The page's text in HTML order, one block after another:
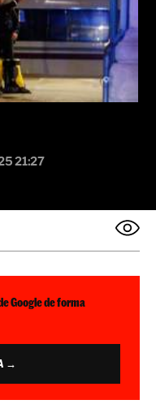
21:27
Google de forma
→